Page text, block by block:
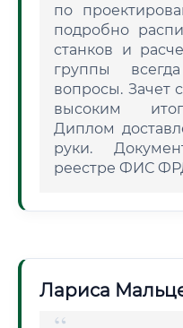
по
подробно
станков и
группы
вопросы. Зачет
высоким
Диплом
руки.
реестре ФИС
Лариса